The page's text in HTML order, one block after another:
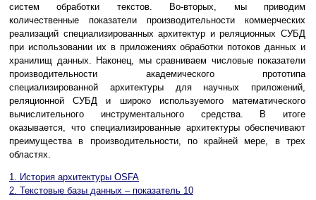
систем обработки текстов. Во-вторых, мы приводим
количественные показатели производительности коммерческих
реализаций специализированных архитектур и реляционных СУБД
при использовании их в приложениях обработки потоков данных и
хранилищ данных. Наконец, мы сравниваем числовые показатели
производительности академического прототипа
специализированной архитектуры для научных приложений,
реляционной СУБД и широко используемого математического
вычислительного инструментального средства. В итоге
оказывается, что специализированные архитектуры обеспечивают
преимущества в производительности, по крайней мере, в трех
областях.
1. История архитектуры OSFA
2. Текстовые базы данных – показатель 10